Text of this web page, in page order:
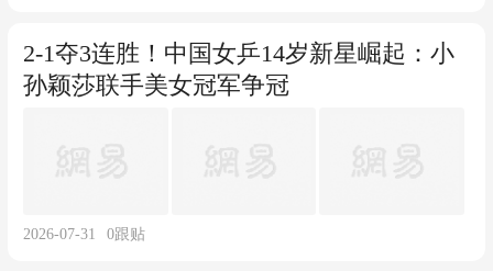
2-1夺3连胜！中国女乒14岁新星崛起：小
孙颖莎联手美女冠军争冠
2026-07-31 0跟贴